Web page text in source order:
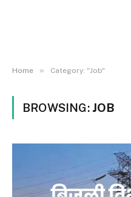
Home » Category: "Job"
BROWSING: JOB